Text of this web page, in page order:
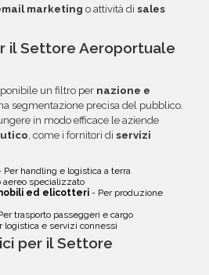
marketing o attività di sales
il Settore Aeroportuale
un filtro per nazione e
segmentazione precisa del pubblico.
in modo efficace le aziende
, come i fornitori di servizi
Per handling e logistica a terra
aereo specializzato
ed elicotteri - Per produzione
trasporto passeggeri e cargo
logistica e servizi connessi
per il Settore